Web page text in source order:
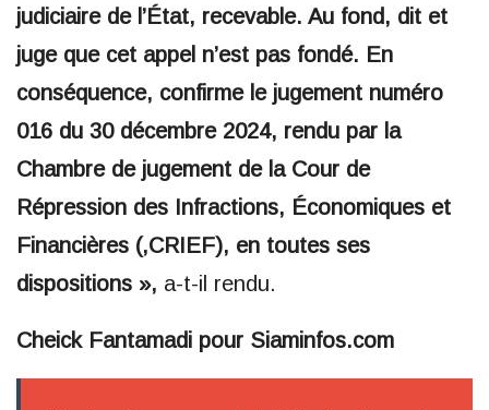
judiciaire de l’État, recevable. Au fond, dit et
juge que cet appel n’est pas fondé. En
conséquence, confirme le jugement numéro
016 du 30 décembre 2024, rendu par la
Chambre de jugement de la Cour de
Répression des Infractions, Économiques et
Financières (,CRIEF), en toutes ses
dispositions », a-t-il rendu.
Cheick Fantamadi pour Siaminfos.com